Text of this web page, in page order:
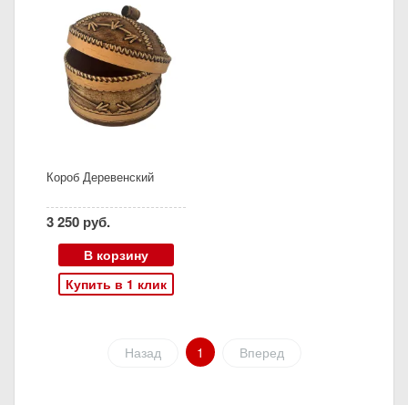
Короб Деревенский
3 250 руб.
В корзину
Купить в 1 клик
Назад 1 Вперед